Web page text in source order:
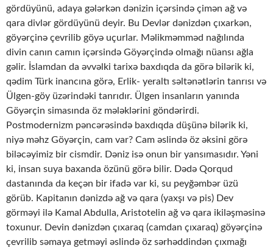
gördüyünü, adaya gələrkən dənizin içərsində çimən ağ və
qara divlər gördüyünü deyir. Bu Devlər dənizdən çıxarkən,
göyərçinə çevrilib göyə uçurlar. Məlikməmməd nağılında
divin canın camın içərsində Göyərçində olmağı nüansı ağla
gəlir. İslamdan da əvvəlki tarixə baxdıqda da görə bilərik ki,
qədim Türk inancına görə, Erlik- yeraltı səltənətlərin tanrısı və
Ülgen-göy üzərindəki tanrıdır. Ülgen insanların yanında
Göyərçin simasında öz mələklərini göndərirdi.
Postmodernizm pəncərəsində baxdıqda düşünə bilərik ki,
niyə məhz Göyərçin, cam var? Cam əslində öz əksini görə
biləcəyimiz bir cismdir. Dəniz isə onun bir yansımasıdır. Yəni
ki, insan suya baxanda özünü görə bilir. Dədə Qorqud
dastanında da keçən bir ifadə var ki, su peyğəmbər üzü
görüb. Kapitanın dənizdə ağ və qara (yaxşı və pis) Dev
görməyi ilə Kamal Abdulla, Aristotelin ağ və qara ikiləşməsinə
toxunur. Devin dənizdən çıxaraq (camdan çıxaraq) göyərçinə
çevrilib səmaya getməyi əslində öz sərhəddindən çıxmağı